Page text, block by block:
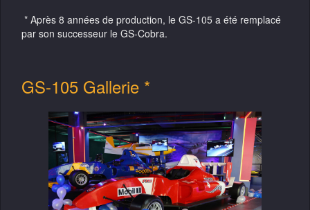
* Après 8 années de production, le GS-105 a été remplacé
par son successeur le GS-Cobra.
GS-105 Gallerie *